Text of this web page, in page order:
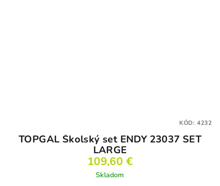
TOPGAL Školský set ENDY 23037 SET
LARGE
109,60 €
Skladom
KÓD: 4232